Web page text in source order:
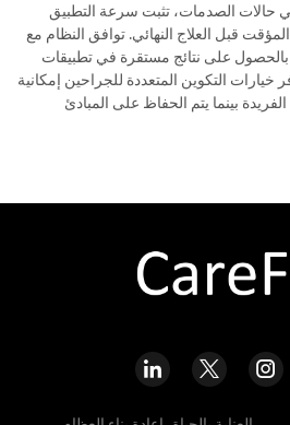
حالات الصدمات، تثبت سرعة التطبيق
قبل العلاج النهائي. توافق النظام مع
على نتائج مستقرة في تطبيقات
خيارات التكوين المتعددة للجراحين إمكانية
بينما يتم الحفاظ على المبادئ